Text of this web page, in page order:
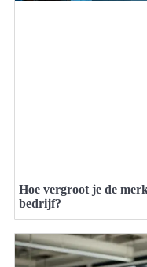
Hoe vergroot je de
bedrijf?